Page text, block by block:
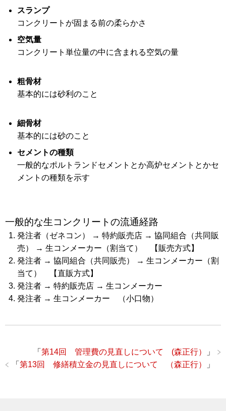
スランプ
コンクリートが固まる前の柔らかさ
空気量
コンクリート単位量の中に含まれる空気の量
粗骨材
基本的には砂利のこと
細骨材
基本的には砂のこと
セメントの種類
一般的なポルトランドセメントとか高炉セメントとかセ
メントの種類を示す
一般的な生コンクリートの流通経路
発注者（ゼネコン） → 特約販売店 → 協同組合（共同販
売） → 生コンメーカー（割当て） 【販売方式】
発注者 → 協同組合（共同販売） → 生コンメーカー（割
当て） 【直販方式】
発注者 → 特約販売店 → 生コンメーカー
発注者 → 生コンメーカー （小口物）
「 第14回 管理費の見直しについて (森正行）
」
「 第13回 修繕積立金の見直しについて （森正行） 」